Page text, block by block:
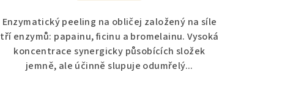
Enzymatický peeling na obličej založený na síle
tří enzymů: papainu, ficinu a bromelainu. Vysoká
koncentrace synergicky působících složek
jemně, ale účinně slupuje odumřelý...